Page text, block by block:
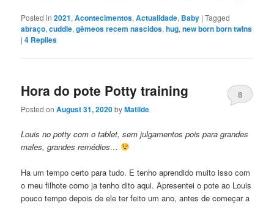
Posted in 2021,Acontecimentos,Actualidade, Baby |Tagged
abraço,cuddle,gêmeos recem nascidos,hug,new born born twins
|4 Replies
Hora do pote Potty training
Posted onAugust 31, 2020byMatilde
8
Louis no potty com o tablet, sem julgamentos pois para grandes
males, grandes remédios…
Ha um tempo certo para tudo. E tenho aprendido muito isso com
o meu filhote como ja tenho dito aqui. Apresentei o pote ao Louis
pouco tempo depois de ele ter feito um ano, antes de começar a